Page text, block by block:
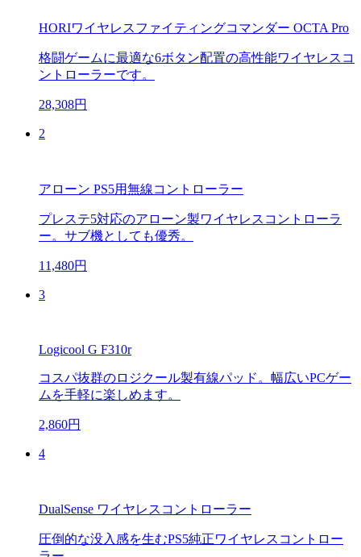
HORIワイヤレスファイティングコマンダー OCTA Pro
格闘ゲームに最適な6ボタン配置の高性能ワイヤレスコ
ントローラーです。
28,308円
2
アローン PS5用無線コントローラー
プレステ5対応のアローン製ワイヤレスコントローラ
ー。サブ機としても優秀。
11,480円
3
Logicool G F310r
コスパ抜群のロジクール製有線パッド。幅広いPCゲー
ムを手軽に楽しめます。
2,860円
4
DualSense ワイヤレスコントローラー
圧倒的な没入感を生むPS5純正ワイヤレスコントロー